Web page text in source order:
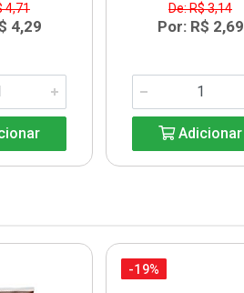
4,71
4,29
De: R$ 3,14
Por: R$ 2,69
Adicionar
-19%